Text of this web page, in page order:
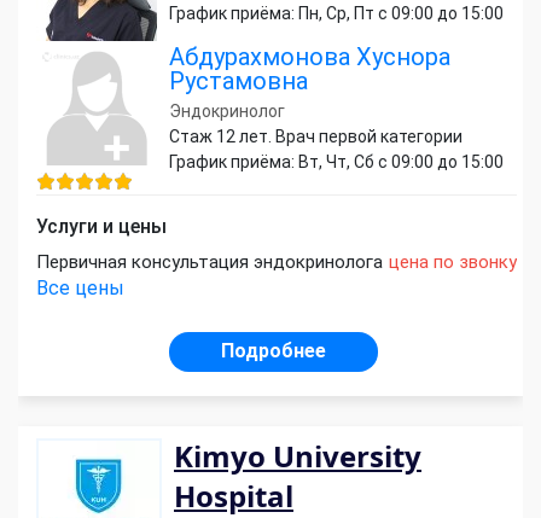
График приёма: Пн, Ср, Пт с 09:00 до 15:00
Абдурахмонова Хуснора
Рустамовна
Эндокринолог
Стаж 12 лет. Врач первой категории
График приёма: Вт, Чт, Сб с 09:00 до 15:00
Услуги и цены
Первичная консультация эндокринолога цена по звонку
Все цены
Подробнее
Kimyo University
Hospital